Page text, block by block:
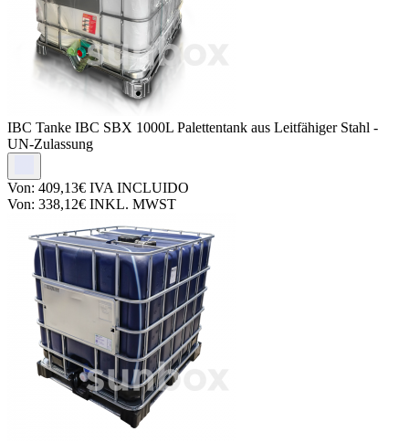
IBC Tanke IBC SBX 1000L Palettentank aus Leitfähiger Stahl -
UN-Zulassung
Von: 409,13€ IVA INCLUIDO
Von: 338,12€ INKL. MWST